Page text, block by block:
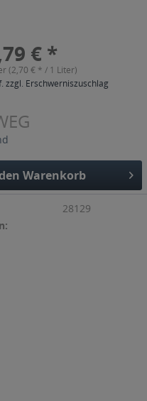
€ *
(2,70 € * / 1 Liter)
zzgl. Erschwerniszuschlag
Warenkorb
28129